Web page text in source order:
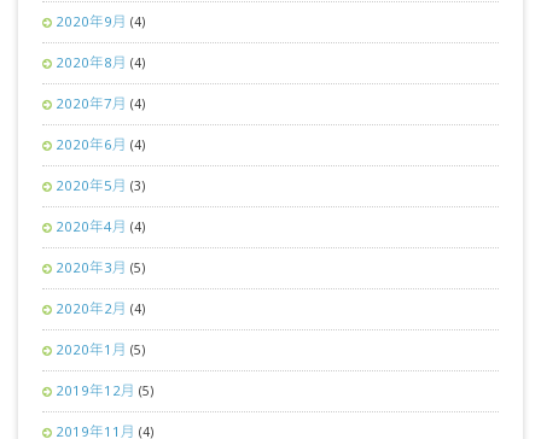
2020年9月 (4)
2020年8月 (4)
2020年7月 (4)
2020年6月 (4)
2020年5月 (3)
2020年4月 (4)
2020年3月 (5)
2020年2月 (4)
2020年1月 (5)
2019年12月 (5)
2019年11月 (4)